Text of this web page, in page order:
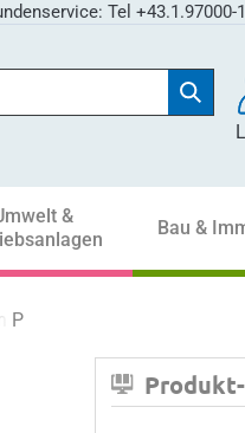
Tel +43.1.97000-
&
Bau &